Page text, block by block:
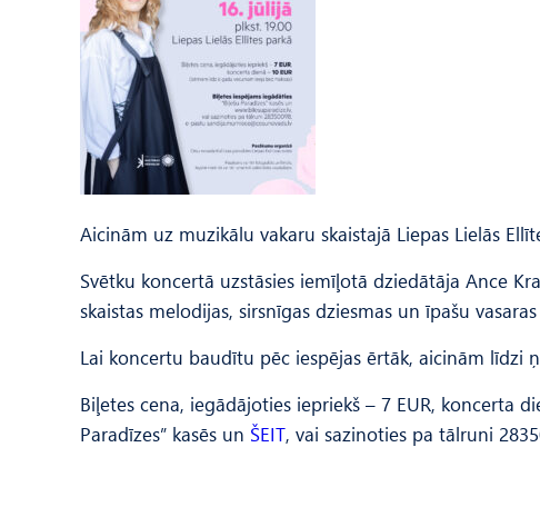
Aicinām uz muzikālu vakaru skaistajā Liepas Lielās
Svētku koncertā uzstāsies iemīļotā dziedātāja Ance
skaistas melodijas, sirsnīgas dziesmas un īpašu
Lai koncertu baudītu pēc iespējas ērtāk, aicinām līdzi
Biļetes cena, iegādājoties iepriekš – 7 EUR, koncerta
Paradīzes” kasēs un ŠEIT, vai sazinoties pa tālruni